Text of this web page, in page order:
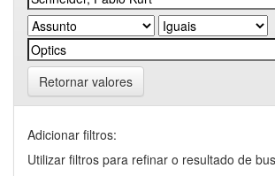
Retornar valores
Adicionar filtros:
Utilizar filtros para refinar o resultado de